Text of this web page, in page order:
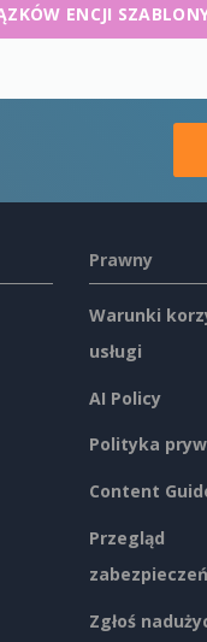
ENCJI
Prawny
Warunki
usługi
AI Policy
Polityka
Content
Przegląd
zabezpieczeń
Zgłoś